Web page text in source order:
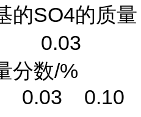
的SO4的质量
0.03
分数/%
0.10